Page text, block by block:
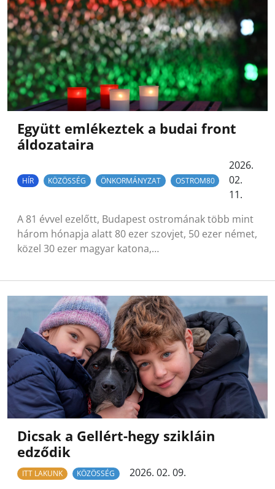
Együtt emlékeztek a budai front
áldozataira
HÍR KÖZÖSSÉG ÖNKORMÁNYZAT OSTROM80
2026.
02.
11.
A 81 évvel ezelőtt, Budapest ostromának több mint
három hónapja alatt 80 ezer szovjet, 50 ezer német,
közel 30 ezer magyar katona,…
Dicsak a Gellért-hegy szikláin
edződik
ITT LAKUNK KÖZÖSSÉG
2026. 02. 09.